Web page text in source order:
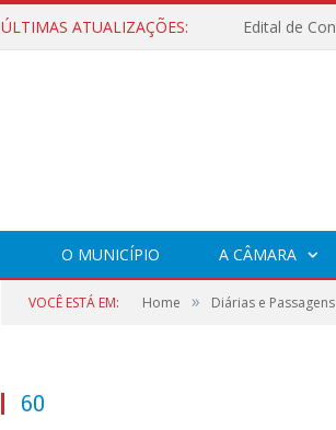
ÚLTIMAS ATUALIZAÇÕES:
O MUNICÍPIO A CÂMARA
VOCÊ ESTÁ EM: Home » Diárias e Passagens
60